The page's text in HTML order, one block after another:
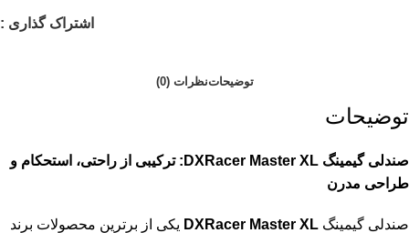
اشتراک گذاری :
توضیحاتنظرات (0)
توضیحات
صندلی گیمینگ DXRacer Master XL: ترکیبی از راحتی، استحکام و
طراحی مدرن
صندلی گیمینگ DXRacer Master XL یکی از برترین محصولات برند